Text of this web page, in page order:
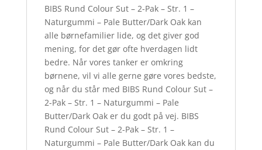
BIBS Rund Colour Sut – 2-Pak – Str. 1 –
Naturgummi – Pale Butter/Dark Oak kan
alle børnefamilier lide, og det giver god
mening, for det gør ofte hverdagen lidt
bedre. Når vores tanker er omkring
børnene, vil vi alle gerne gøre vores bedste,
og når du står med BIBS Rund Colour Sut –
2-Pak – Str. 1 – Naturgummi – Pale
Butter/Dark Oak er du godt på vej. BIBS
Rund Colour Sut – 2-Pak – Str. 1 –
Naturgummi – Pale Butter/Dark Oak kan du